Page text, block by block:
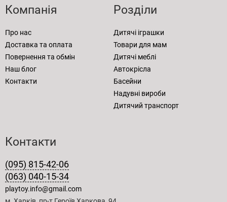
Компанія
Про нас
Доставка та оплата
Повернення та обмін
Наш блог
Контакти
Розділи
Дитячі іграшки
Товари для мам
Дитячі меблі
Автокрісла
Басейни
Надувні вироби
Дитячий транспорт
Контакти
(095) 815-42-06
(063) 040-15-34
playtoy.info@gmail.com